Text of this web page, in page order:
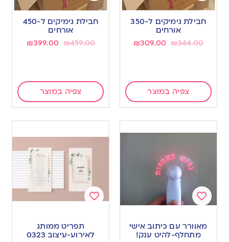
Add
to
wishlist
חבילת גימיקים ל-350
אורחים
₪344.00
₪309.00
צפיה במוצר
Add
to
wishlist
חבילת גימיקים ל-450
אורחים
₪459.00
₪399.00
צפיה במוצר
to
wishlist
מאוורר עם כיתוב אישי
מתחלף-להיט ענק!
wishlist
תפריט ממותג
לאירוע-עיצוב 0323